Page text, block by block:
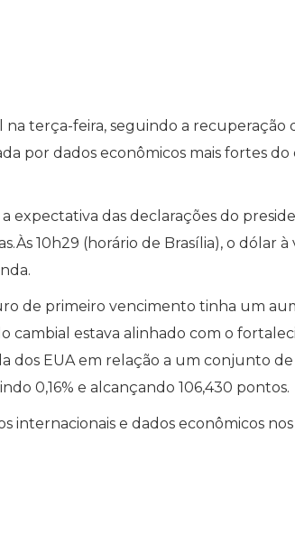
na terça-feira, seguindo a recuperação
por dados econômicos mais fortes do
expectativa das declarações do
10h29 (horário de Brasília), o dólar à
de primeiro vencimento tinha um
cambial estava alinhado com o
dos EUA em relação a um conjunto
0,16% e alcançando 106,430 pontos.
internacionais e dados econômicos